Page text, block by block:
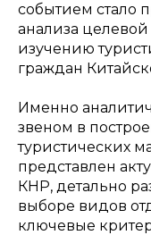
событием стало
анализа
изучению
граждан
Именно
звеном в
туристических
представлен
КНР, детально
выборе видов
ключевые